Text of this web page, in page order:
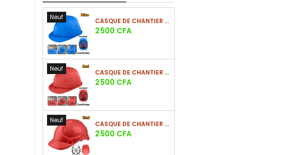
Neuf CASQUE DE CHANTIER BLEU EN PE 380G
Prix
2 500 CFA
Neuf CASQUE DE CHANTIER ROUGE EN PE 380G
Prix
2 500 CFA
Neuf CASQUE DE CHANTIER ROUGE EN PE 330G - NOUVEAU MODÈLE
Prix
2 500 CFA